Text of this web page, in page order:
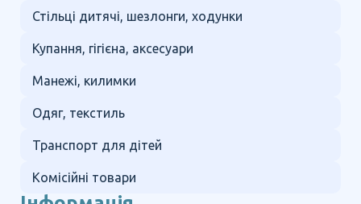
Стільці дитячі, шезлонги, ходунки
Купання, гігієна, аксесуари
Манежі, килимки
Одяг, текстиль
Транспорт для дітей
Комісійні товари